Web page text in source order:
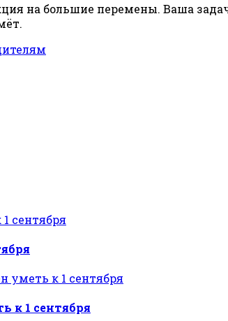
на большие перемены. Ваша
к 1 сентября